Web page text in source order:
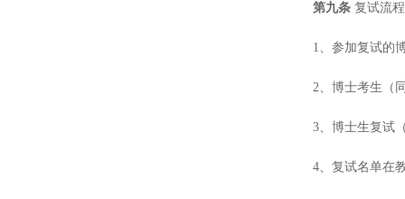
第九条 复试流程
1、参加复试的
2、博士考生（
3、博士生复试
4、复试名单在